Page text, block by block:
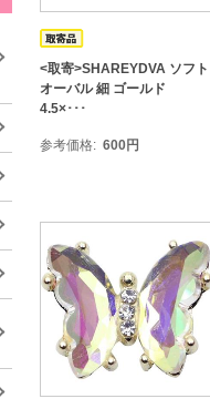
<取寄>SHAREYDVA ソフト
オーバル 細 ゴールド
4.5×･･･
参考価格 600円